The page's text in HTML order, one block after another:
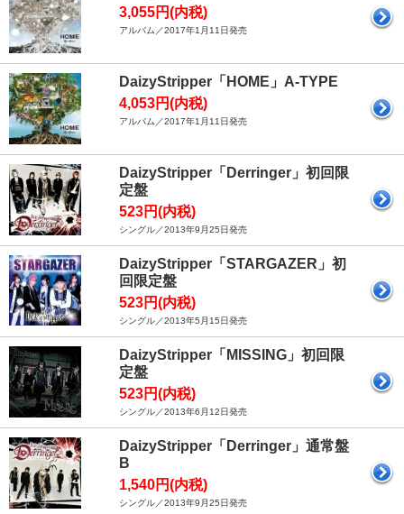
3,055円(内税)
アルバム／2017年1月11日発売
DaizyStripper「HOME」A-TYPE
4,053円(内税)
アルバム／2017年1月11日発売
DaizyStripper「Derringer」初回限
定盤
523円(内税)
シングル／2013年9月25日発売
DaizyStripper「STARGAZER」初
回限定盤
523円(内税)
シングル／2013年5月15日発売
DaizyStripper「MISSING」初回限
定盤
523円(内税)
シングル／2013年6月12日発売
DaizyStripper「Derringer」通常盤
B
1,540円(内税)
シングル／2013年9月25日発売